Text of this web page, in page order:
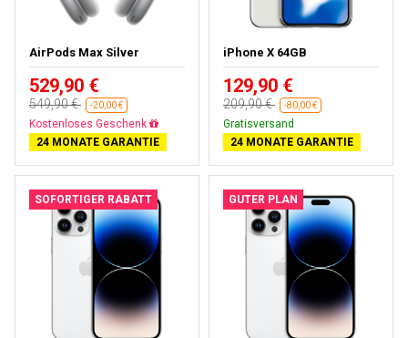
AirPods Max Silver
529,90 €
549,90 € -20,00 €
Kostenloses Geschenk
24 MONATE GARANTIE
iPhone X 64GB
129,90 €
209,90 € -80,00 €
Gratisversand
24 MONATE GARANTIE
SOFORTIGER RABATT GUTER PLAN